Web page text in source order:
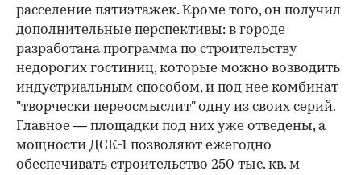
расселение пятиэтажек. Кроме того, он получил
дополнительные перспективы: в городе
разработана программа по строительству
недорогих гостиниц, которые можно возводить
индустриальным способом, и под нее комбинат
"творчески переосмыслит" одну из своих серий.
Главное — площадки под них уже отведены, а
мощности ДСК-1 позволяют ежегодно
обеспечивать строительство 250 тыс. кв. м